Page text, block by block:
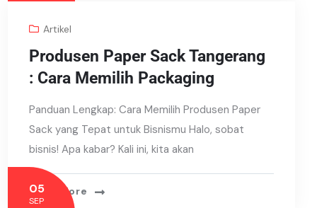
Artikel
Produsen Paper Sack Tangerang
: Cara Memilih Packaging
Panduan Lengkap: Cara Memilih Produsen Paper
Sack yang Tepat untuk Bisnismu Halo, sobat
bisnis! Apa kabar? Kali ini, kita akan
Read More
05
SEP